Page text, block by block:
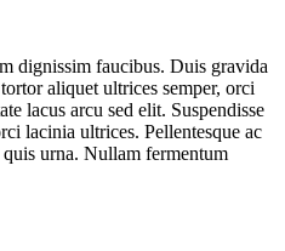
dignissim faucibus. Duis gravida
aliquet ultrices semper, orci
lacus arcu sed elit. Suspendisse
lacinia ultrices. Pellentesque ac
urna. Nullam fermentum